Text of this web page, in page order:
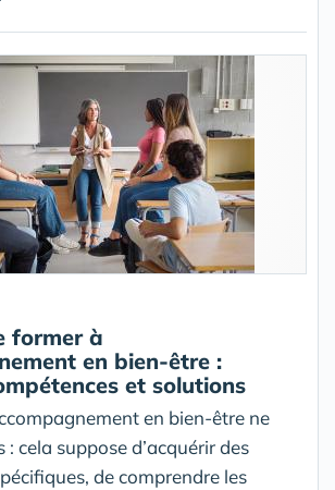
former à
en bien-être :
et solutions
en bien-être ne
: cela suppose d’acquérir des
de comprendre les